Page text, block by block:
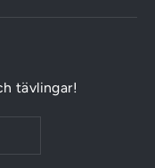
tävlingar!